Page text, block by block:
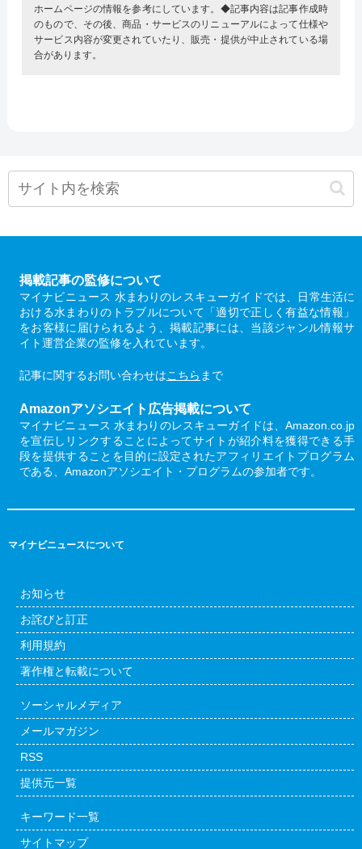
ホームページの情報を参考にしています。◆記事内容は記事作成時
のもので、その後、商品・サービスのリニューアルによって仕様や
サービス内容が変更されていたり、販売・提供が中止されている場
合があります。
掲載記事の監修について
マイナビニュース 水まわりのレスキューガイドでは、日常生活に
おける水まわりのトラブルについて「適切で正しく有益な情報」
をお客様に届けられるよう、掲載記事には、当該ジャンル情報サ
イト運営企業の監修を入れています。
記事に関するお問い合わせはこちら まで
Amazonアソシエイト広告掲載について
マイナビニュース 水まわりのレスキューガイドは、Amazon.co.jp
を宣伝しリンクすることによってサイトが紹介料を獲得できる手
段を提供することを目的に設定されたアフィリエイトプログラム
である、Amazonアソシエイト・プログラムの参加者です。
マイナビニュースについて
お知らせ
お詫びと訂正
利用規約
著作権と転載について
ソーシャルメディア
メールマガジン
RSS
提供元一覧
キーワード一覧
サイトマップ